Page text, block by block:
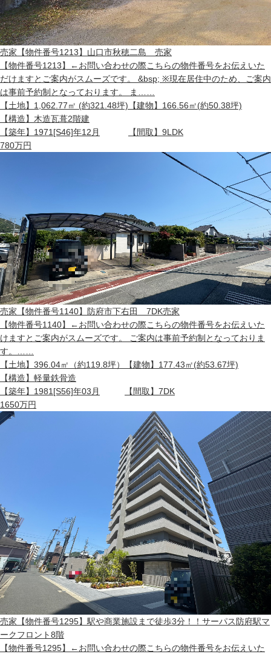
売家 【物件番号1213】山口市秋穂二島 売家
【物件番号1213】←お問い合わせの際こちらの物件番号をお伝えいた
だけますとご案内がスムーズです。 &bsp; ※現在居住中のため、ご案内
は事前予約制となっております。 ま……
【土地】 1,062.77㎡ (約321.48坪) 【建物】 166.56㎡(約50.38坪)
【構造】 木造瓦葺2階建
【築年】 1971[S46]年12月 【間取】 9LDK
780万円
売家 【物件番号1140】防府市下右田 7DK売家
【物件番号1140】←お問い合わせの際こちらの物件番号をお伝えいた
けますとご案内がスムーズです。 ご案内は事前予約制となっておりま
す。……
【土地】 396.04㎡（約119.8坪） 【建物】 177.43㎡(約53.67坪)
【構造】 軽量鉄骨造
【築年】 1981[S56]年03月 【間取】 7DK
1650万円
売家 【物件番号1295】駅や商業施設まで徒歩3分！！サーパス防府駅マ
ークフロント8階
【物件番号1295】←お問い合わせの際こちらの物件番号をお伝えいた